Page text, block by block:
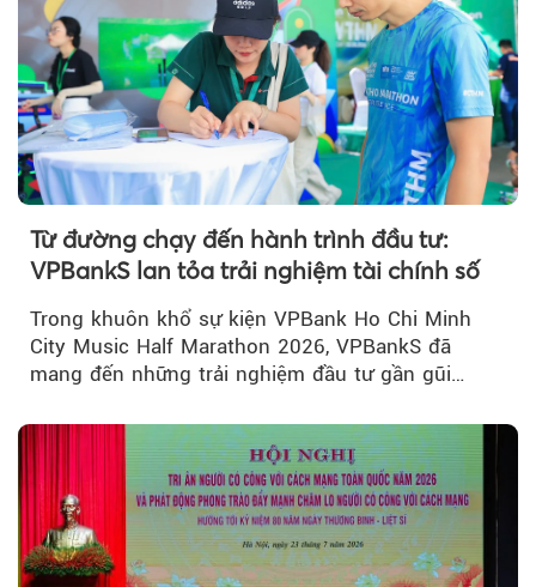
Từ đường chạy đến hành trình đầu tư:
VPBankS lan tỏa trải nghiệm tài chính số
Trong khuôn khổ sự kiện VPBank Ho Chi Minh
City Music Half Marathon 2026, VPBankS đã
mang đến những trải nghiệm đầu tư gần gũi